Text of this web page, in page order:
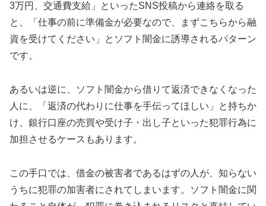
3万円、交通費支給」といったSNS投稿から連絡を取る
と、「仕事の前に準備金が必要なので、まずこちらから融
資を受けてください」とソフト闇金に誘導されるパターン
です。
あるいは逆に、ソフト闇金から借りて返済できなくなった
人に、「返済の代わりに仕事を手伝ってほしい」と持ちか
け、銀行口座の売買や受け子・出し子といった犯罪行為に
加担させるケースもあります。
この手口では、借金の被害者であるはずの人が、知らない
うちに犯罪の加害者にされてしまいます。ソフト闇金に関